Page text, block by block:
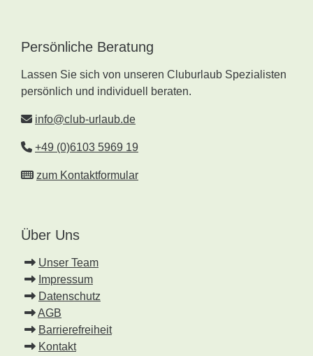
Persönliche Beratung
Lassen Sie sich von unseren Cluburlaub Spezialisten
persönlich und individuell beraten.
info@club-urlaub.de
+49 (0)6103 5969 19
zum Kontaktformular
Über Uns
Unser Team
Impressum
Datenschutz
AGB
Barrierefreiheit
Kontakt